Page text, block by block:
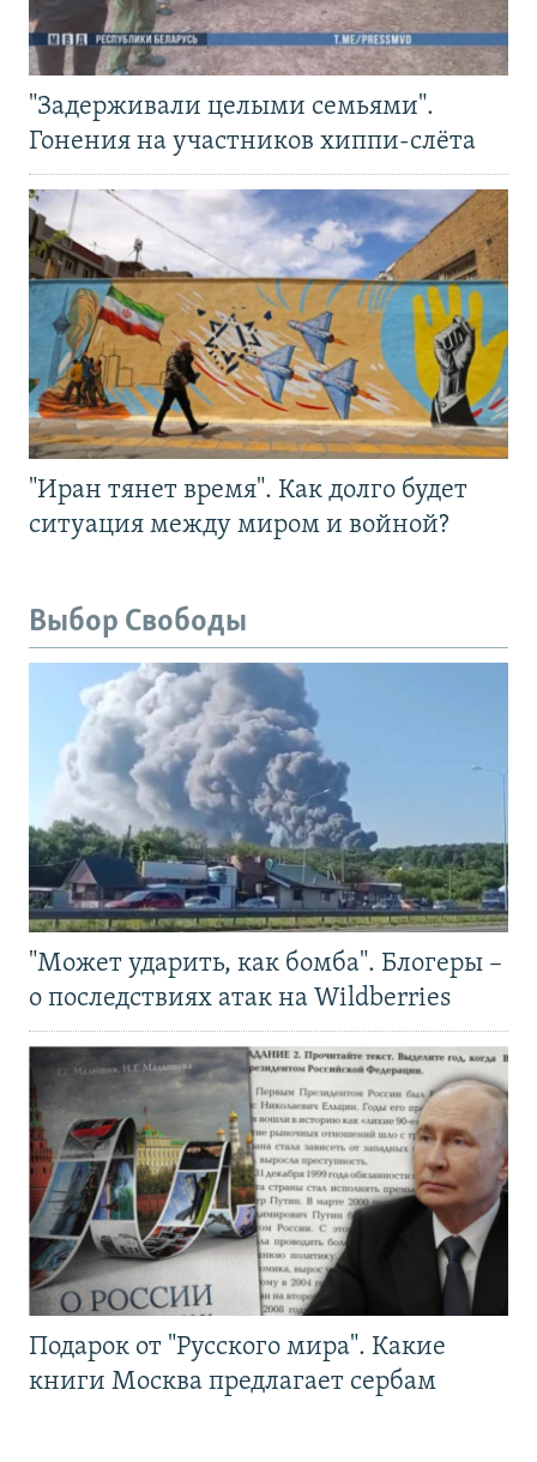
"Задерживали целыми семьями".
Гонения на участников хиппи-слёта
"Иран тянет время". Как долго будет
ситуация между миром и войной?
Выбор Свободы
"Может ударить, как бомба". Блогеры –
о последствиях атак на Wildberries
Подарок от "Русского мира". Какие
книги Москва предлагает сербам